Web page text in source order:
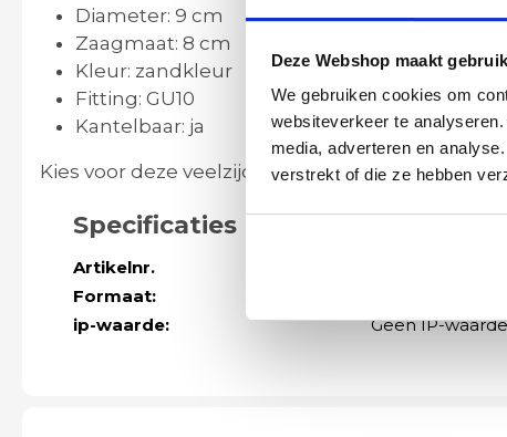
Deze Webshop maakt
We gebruiken cookies om
websiteverkeer te
media, adverteren en
verstrekt of die ze hebben
Diameter: 9 cm
Zaagmaat: 8 cm
Kleur: zandkleur
Fitting: GU10
Kantelbaar: ja
Kies voor deze veelzijdige inbouwspot en geef
Specificaties
Artikelnr.
Formaat:
Diameter 9cm
ip-waarde:
Geen IP-waarde